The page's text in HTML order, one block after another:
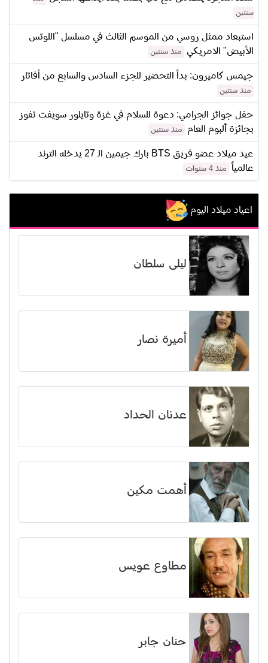
سنتين
استبعاد ممثل روسي من الموسم الثالث في مسلسل "اللوتس
الأبيض" الامريكي
منذ سنتين
جيمس كاميرون: بدأ التحضير للجزء السادس والسابع من أفاتار
منذ سنتين
حفل جوائز الجرامي: دعوة للسلام في غزة وتايلور سويفت تفوز
بجائزة ألبوم العام
منذ سنتين
عيد ميلاد عضو فريق BTS بارك جيمين الـ 27 يدخله الترند
عالمياً
منذ 4 سنوات
اعياد ميلاد اليوم
ليلى سلطان
أميرة نصار
عدنان الحداد
أهمت مكين
مطاوع عويس
حنان جابر